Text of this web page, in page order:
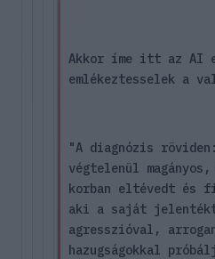
Akkor íme itt az AI
emlékeztesselek a
"A diagnózis
végtelenül
korban eltévedt és
aki a saját
agresszióval,
hazugságokkal